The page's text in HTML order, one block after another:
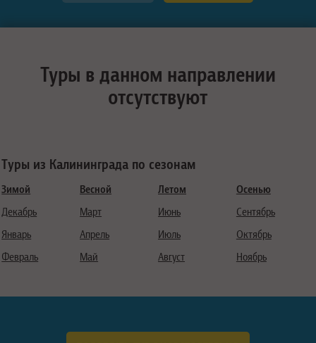
Туры в данном направлении
отсутствуют
Туры из Калининграда по сезонам
Зимой
Декабрь
Январь
Февраль
Весной
Март
Апрель
Май
Летом
Июнь
Июль
Август
Осенью
Сентябрь
Октябрь
Ноябрь